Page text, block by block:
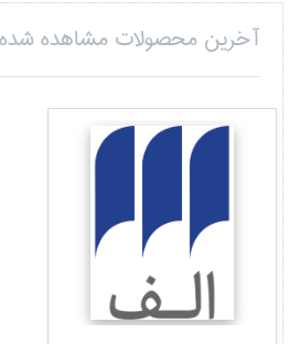
آخرین محصولات مشاهده شده